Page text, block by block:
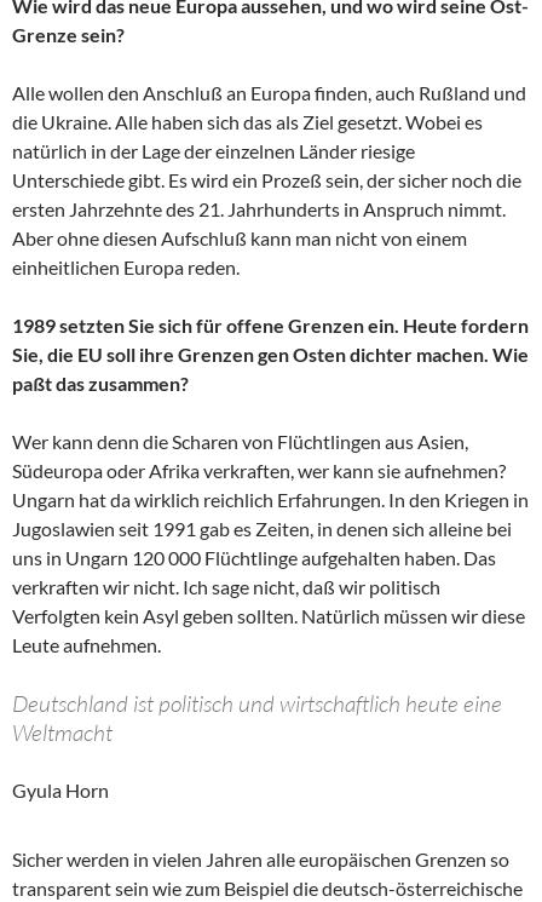
Wie wird das neue Europa aussehen, und wo wird seine Ost-
Grenze sein?
Alle wollen den Anschluß an Europa finden, auch Rußland und
die Ukraine. Alle haben sich das als Ziel gesetzt. Wobei es
natürlich in der Lage der einzelnen Länder riesige
Unterschiede gibt. Es wird ein Prozeß sein, der sicher noch die
ersten Jahrzehnte des 21. Jahrhunderts in Anspruch nimmt.
Aber ohne diesen Aufschluß kann man nicht von einem
einheitlichen Europa reden.
1989 setzten Sie sich für offene Grenzen ein. Heute fordern
Sie, die EU soll ihre Grenzen gen Osten dichter machen. Wie
paßt das zusammen?
Wer kann denn die Scharen von Flüchtlingen aus Asien,
Südeuropa oder Afrika verkraften, wer kann sie aufnehmen?
Ungarn hat da wirklich reichlich Erfahrungen. In den Kriegen in
Jugoslawien seit 1991 gab es Zeiten, in denen sich alleine bei
uns in Ungarn 120 000 Flüchtlinge aufgehalten haben. Das
verkraften wir nicht. Ich sage nicht, daß wir politisch
Verfolgten kein Asyl geben sollten. Natürlich müssen wir diese
Leute aufnehmen.
Deutschland ist politisch und wirtschaftlich heute eine
Weltmacht
Gyula Horn
Sicher werden in vielen Jahren alle europäischen Grenzen so
transparent sein wie zum Beispiel die deutsch-österreichische